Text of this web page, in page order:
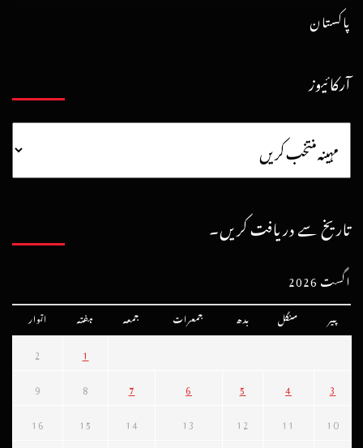
پاکستان
آرکائیوز
تاریخ سے دریافت کریں۔
اگست 2026
پیر منگل بدھ جمعرات جمعہ ہفتہ اتوار
1
2
3
4
5
6
7
8
9
10
11
12
13
14
15
16